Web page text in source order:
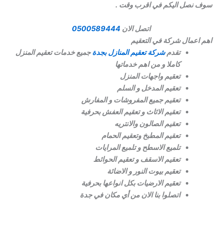
سوف نصل اليكم في اقرب وقت .
اتصل الان 0500589444
اهم اعمال شركة في التعقيم
تقدم شركة تعقيم المنازل بجدةجميع خدمات تعقيم المنزل
كاملا و من اهم خدماتها
تعقيم واجهات المنزل
تعقيم المدخل و السلم
تعقيم جميع المفروشات و المفارش
تعقيم الاثاث و تعقيم العفش بحرفية
تعقيم الصالون والانتريه
تعقيم المطبخ وتعقيم الحمام
تلميع الاسطح و تلميع المرايات
تعقيم الاسقف و تعقيم الحوائط
تعقيم بيوت النور و الاضائة
تعقيم الارضيات بكل انواعها بحرفية
اتصلوا بنا الان من أي مكان في جدة